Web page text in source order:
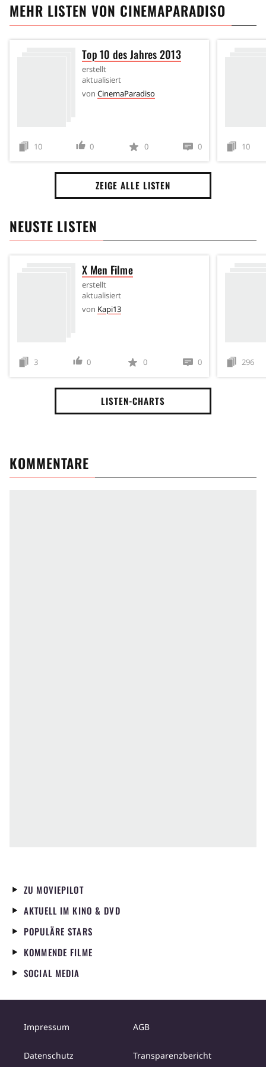
MEHR LISTEN VON CINEMAPARADISO
Top 10 des Jahres 2013
erstellt
aktualisiert
von CinemaParadiso
10 0 0 0 10
ZEIGE ALLE LISTEN
NEUSTE LISTEN
X Men Filme
erstellt
aktualisiert
von Kapi13
3 0 0 0 296
LISTEN-CHARTS
KOMMENTARE
ZU MOVIEPILOT
AKTUELL IM KINO & DVD
POPULÄRE STARS
KOMMENDE FILME
SOCIAL MEDIA
Impressum AGB
Datenschutz Transparenzbericht